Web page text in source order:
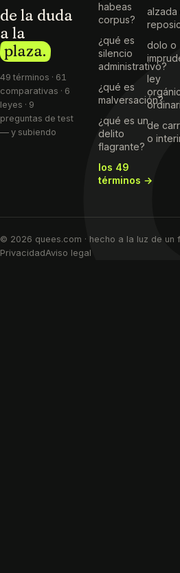
de la duda
a la
plaza.
49 términos · 61
comparativas · 6
leyes · 9
preguntas de test
— y subiendo
habeas
corpus?
¿qué es
silencio
administrativo?
¿qué es
malversación?
¿qué es un
delito
flagrante?
los 49
términos →
alzada
dolo o
ley
de
o
© 2026 quees.com · hecho a la luz de un
PrivacidadAviso legal